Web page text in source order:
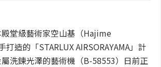
堂級藝術家空山基（Hajime
打造的「STARLUX AIRSORAYAMA」計
洗鍊光澤的藝術機（B-58553）日前正